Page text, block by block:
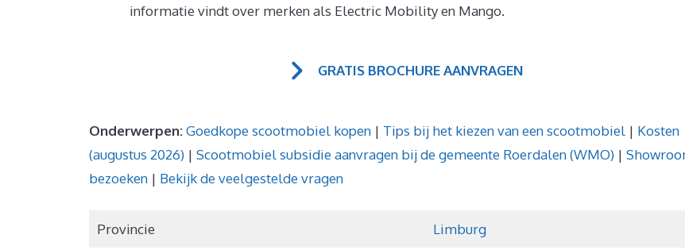
informatie vindt over merken als Electric Mobility en Mango.
GRATIS BROCHURE AANVRAGEN
Onderwerpen:Goedkope scootmobiel kopen | Tips bij het kiezen van een scootmobiel | Kosten
(augustus 2026) | Scootmobiel subsidie aanvragen bij de gemeente Roerdalen (WMO) |
bezoeken | Bekijk de veelgestelde vragen
Provincie Limburg